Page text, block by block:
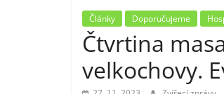
Články Doporučujeme
Čtvrtina
velkochovy.